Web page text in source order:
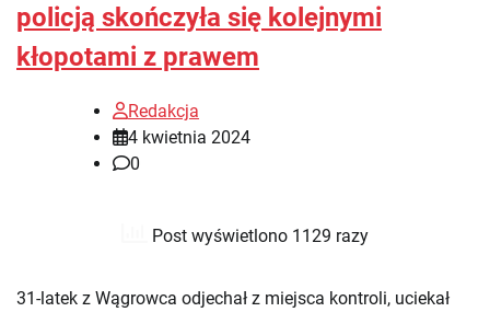
policją skończyła się kolejnymi
kłopotami z prawem
Redakcja
4 kwietnia 2024
0
Post wyświetlono 1129 razy
31-latek z Wągrowca odjechał z miejsca kontroli, uciekał